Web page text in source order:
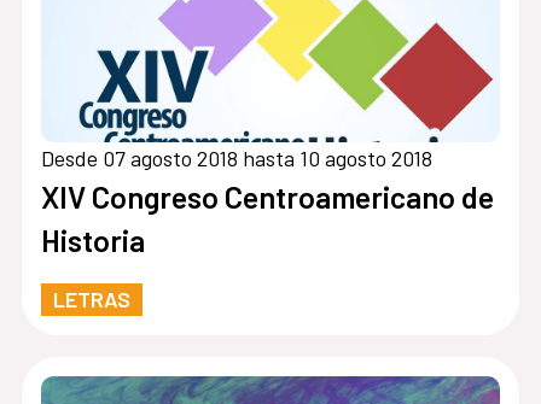
Desde 07 agosto 2018 hasta 10 agosto 2018
XIV Congreso Centroamericano de
Historia
LETRAS